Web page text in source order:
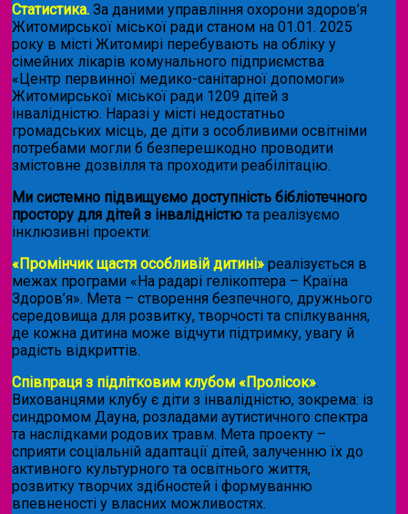
Статистика. За даними управління охорони здоров’я
Житомирської міської ради станом на 01.01. 2025
року в місті Житомирі перебувають на обліку у
сімейних лікарів комунального підприємства
«Центр первинної медико-санітарної допомоги»
Житомирської міської ради 1209 дітей з
інвалідністю. Наразі у місті недостатньо
громадських місць, де діти з особливими освітніми
потребами могли б безперешкодно проводити
змістовне дозвілля та проходити реабілітацію.
Ми системно підвищуємо доступність бібліотечного
простору для дітей з інвалідністю та реалізуємо
інклюзивні проекти:
«Промінчик щастя особливій дитині» реалізується в
межах програми «На радарі гелікоптера – Країна
Здоров’я». Мета – створення безпечного, дружнього
середовища для розвитку, творчості та спілкування,
де кожна дитина може відчути підтримку, увагу й
радість відкриттів.
Співпраця з підлітковим клубом «Пролісок».
Вихованцями клубу є діти з інвалідністю, зокрема: із
синдромом Дауна, розладами аутистичного спектра
та наслідками родових травм. Мета проекту –
сприяти соціальній адаптації дітей, залученню їх до
активного культурного та освітнього життя,
розвитку творчих здібностей і формуванню
впевненості у власних можливостях.